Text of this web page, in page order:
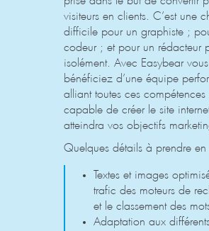
visiteurs en clients. C’est une
difficile pour un graphiste ;
codeur ; et pour un rédacteur
isolément. Avec Easybear vous
bénéficiez d’une équipe
alliant toutes ces compétences
capable de créer le site
atteindra vos objectifs
Quelques détails à prendre en
Textes et images
trafic des moteurs de
et le classement des
Adaptation aux